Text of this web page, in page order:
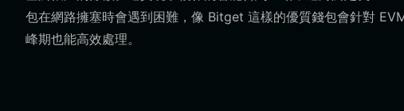
包在網路擁塞時會遇到困難，像 Bitget 這樣的優質錢包會針對
峰期也能高效處理。